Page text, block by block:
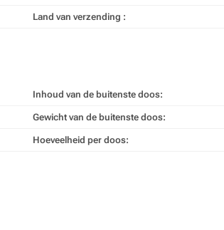
Land van verzending :
Inhoud van de buitenste doos:
Gewicht van de buitenste doos:
Hoeveelheid per doos: